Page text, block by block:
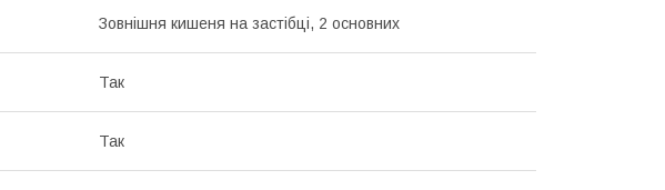
Зовнішня кишеня на застібці, 2 основних
Так
Так